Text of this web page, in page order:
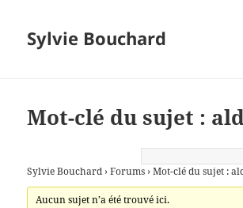
Sylvie Bouchard
Mot-clé du sujet :
Sylvie Bouchard › Forums › Mot-clé du sujet :
Aucun sujet n’a été trouvé ici.